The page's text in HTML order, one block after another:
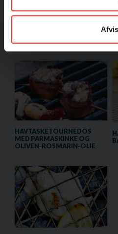
Afvis
Andre opskrifter
HAVTASKETOURNEDOS
MED PARMASKINKE OG
OLIVEN-ROSMARIN-OLIE